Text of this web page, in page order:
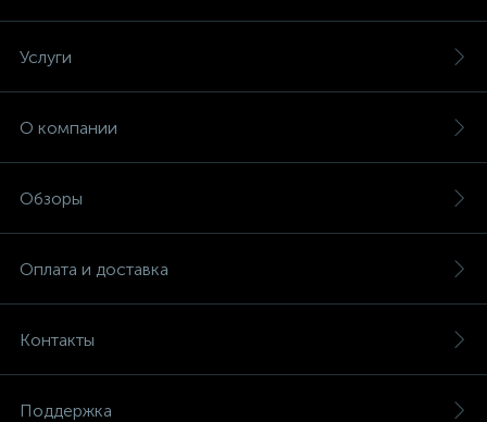
Услуги
О компании
Обзоры
Оплата и доставка
Контакты
Поддержка